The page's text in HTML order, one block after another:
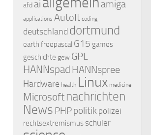
afd ai amiga
applications AutoIt coding
deutschland dortmund
earth freepascal G15 games
geschichte gew GPL
HANNspad HANNspree
Hardware health Linux medicine
Microsoft nachrichten
News PHPpolitik polizei
rechtsextremismus schüler